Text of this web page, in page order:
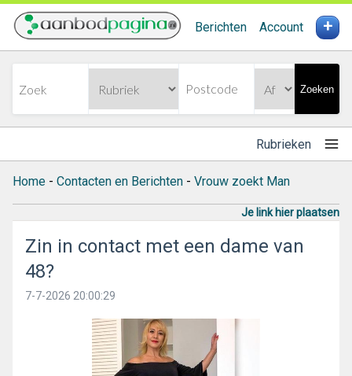
Berichten Account +
Zoeken
Rubrieken
Home - Contacten en Berichten - Vrouw zoekt Man
Je link hier plaatsen
Zin in contact met een dame van
48?
7-7-2026 20:00:29